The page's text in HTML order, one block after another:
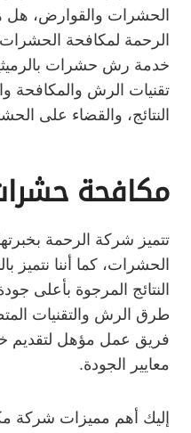
الحشرات والقوارض، هل
الرحمة لمكافحة
خدمة رش حشرات
تقنيات الرش والمكافحة
النتائج، والقضاء على
مكافحة
تتميز شركة الرحمة
الحشرات، كما أننا نتميز
النتائج المرجوة بأعلى
طرق الرش والتقنيات
فريق عمل مؤهل لتقديم
معايير الجودة.
إليك أهم مميزات شركة